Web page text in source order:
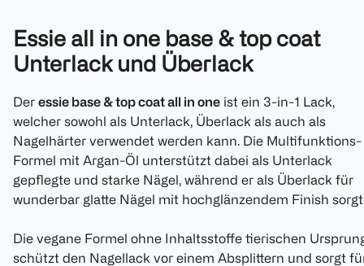
Essie all in one base & top coat
Unterlack und Überlack
Der essie base & top coat all in one ist ein 3-in-1 Lack,
welcher sowohl als Unterlack, Überlack als auch als
Nagelhärter verwendet werden kann. Die Multifunktions-
Formel mit Argan-Öl unterstützt dabei als Unterlack
gepflegte und starke Nägel, während er als Überlack für
wunderbar glatte Nägel mit hochglänzendem Finish
Die vegane Formel ohne Inhaltsstoffe tierischen
schützt den Nagellack vor einem Absplittern und sorgt